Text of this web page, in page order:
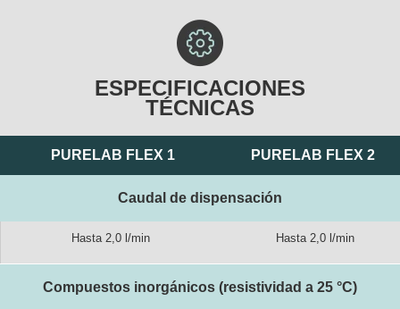
ESPECIFICACIONES
TÉCNICAS
PURELAB FLEX 1 PURELAB FLEX 2
Caudal de dispensación
Hasta 2,0 l/min Hasta 2,0 l/min
Compuestos inorgánicos (resistividad a 25 °C)